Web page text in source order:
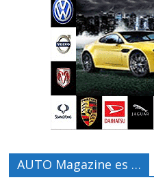
AUTO Magazine es …